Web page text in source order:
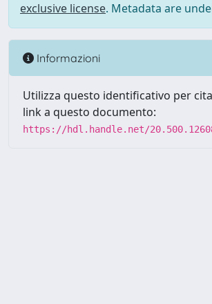
exclusive license. Metadata are
Informazioni
Utilizza questo identificativo per
link a questo documento:
https://hdl.handle.net/